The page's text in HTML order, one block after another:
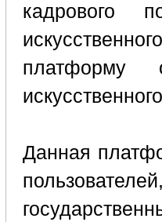
кадрового
платформу
Данная